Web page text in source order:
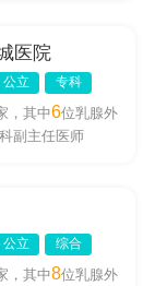
医院
公立 专科
，其中6位乳腺外
副主任医师
公立 综合
，其中8位乳腺外